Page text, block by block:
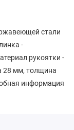
стали
-
рукоятки -
28 мм, толщина
информация